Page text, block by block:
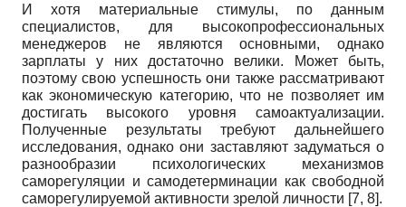
И хотя материальные стимулы, по данным
специалистов, для высокопрофессиональных
менеджеров не являются основными, однако
зарплаты у них достаточно велики. Может быть,
поэтому свою успешность они также рассматривают
как экономическую категорию, что не позволяет им
достигать высокого уровня самоактуализации.
Полученные результаты требуют дальнейшего
исследования, однако они заставляют задуматься о
разнообразии психологических механизмов
саморегуляции и самодетерминации как свободной
саморегулируемой активности зрелой личности [7, 8].